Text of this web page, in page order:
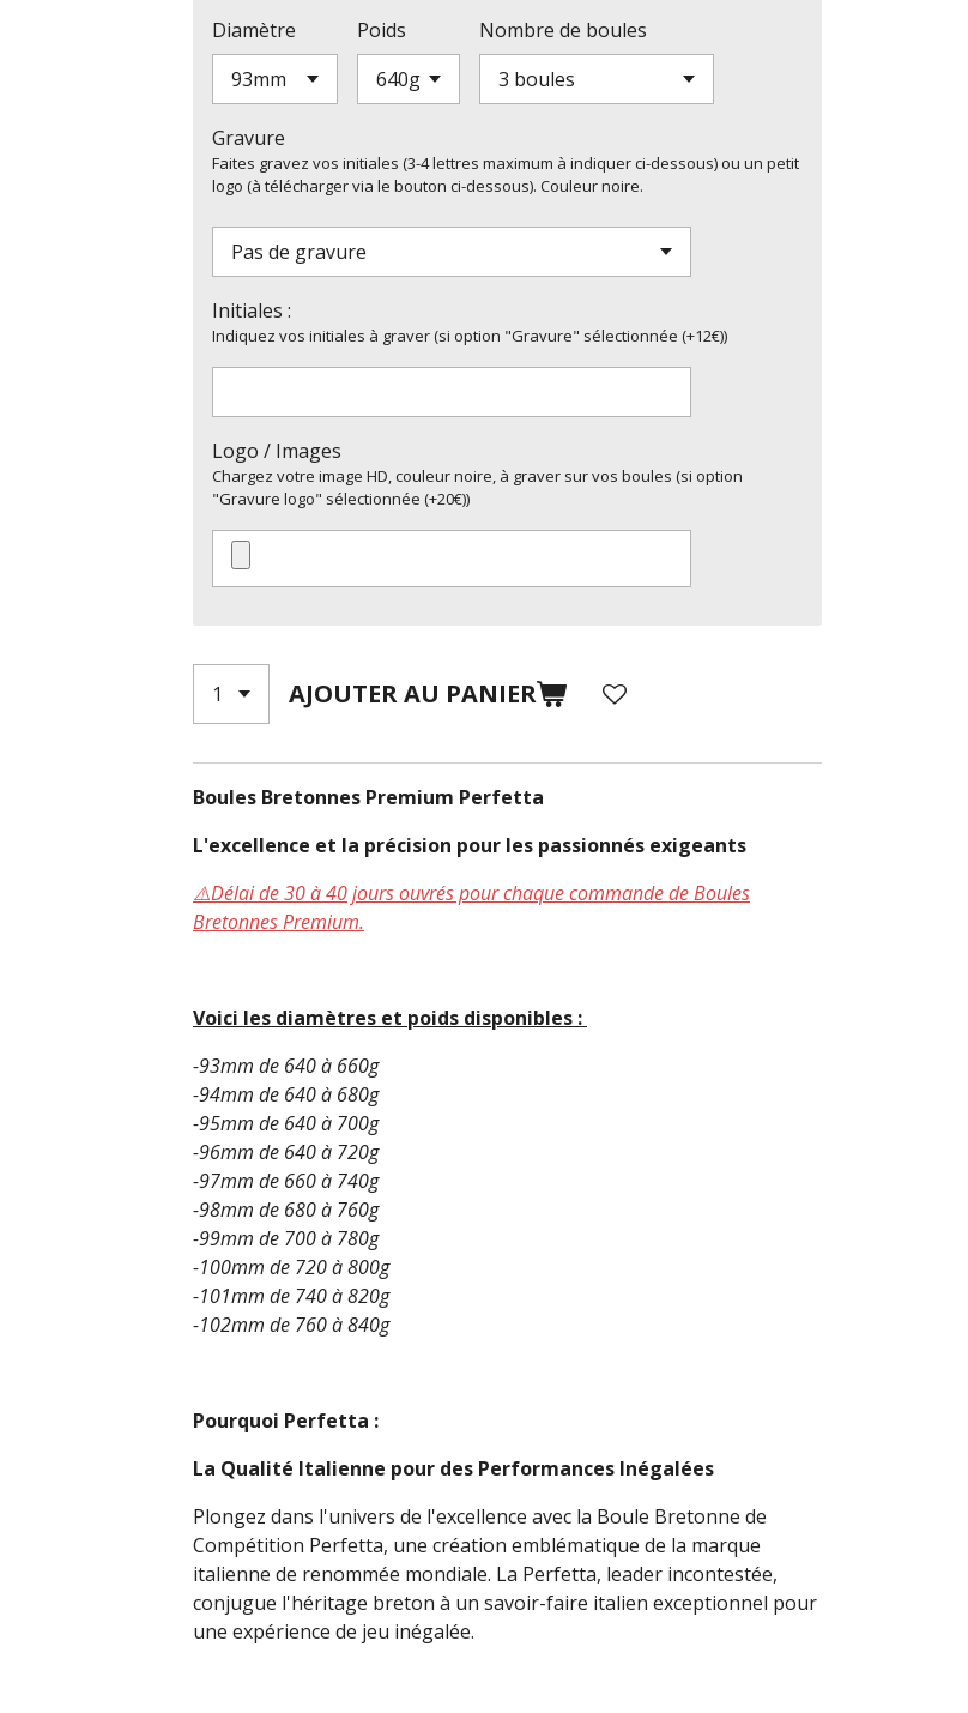
Diamètre Poids Nombre de boules
Gravure
Faites gravez vos initiales (3-4 lettres maximum à indiquer ci-dessous) ou un petit
logo (à télécharger via le bouton ci-dessous). Couleur noire.
Initiales :
Indiquez vos initiales à graver (si option "Gravure" sélectionnée (+12€))
Logo / Images
Chargez votre image HD, couleur noire, à graver sur vos boules (si option
"Gravure logo" sélectionnée (+20€))
AJOUTER AU PANIER
Boules Bretonnes Premium Perfetta
L'excellence et la précision pour les passionnés exigeants
⚠️Délai de 30 à 40 jours ouvrés pour chaque commande de Boules
Bretonnes Premium.
Voici les diamètres et poids disponibles :
-93mm de 640 à 660g
-94mm de 640 à 680g
-95mm de 640 à 700g
-96mm de 640 à 720g
-97mm de 660 à 740g
-98mm de 680 à 760g
-99mm de 700 à 780g
-100mm de 720 à 800g
-101mm de 740 à 820g
-102mm de 760 à 840g
Pourquoi Perfetta :
La Qualité Italienne pour des Performances Inégalées
Plongez dans l'univers de l'excellence avec la Boule Bretonne de
Compétition Perfetta, une création emblématique de la marque
italienne de renommée mondiale. La Perfetta, leader incontestée,
conjugue l'héritage breton à un savoir-faire italien exceptionnel pour
une expérience de jeu inégalée.